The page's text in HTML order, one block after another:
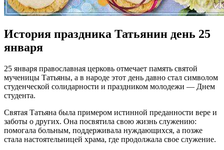
История праздника Татьянин день 25
января
25 января православная церковь отмечает память святой
мученицы Татьяны, а в народе этот день давно стал символом
студенческой солидарности и праздником молодежи — Днем
студента.
Святая Татьяна была примером истинной преданности вере и
заботы о других. Она посвятила свою жизнь служению:
помогала больным, поддерживала нуждающихся, а позже
стала настоятельницей храма, где продолжала свое служение.